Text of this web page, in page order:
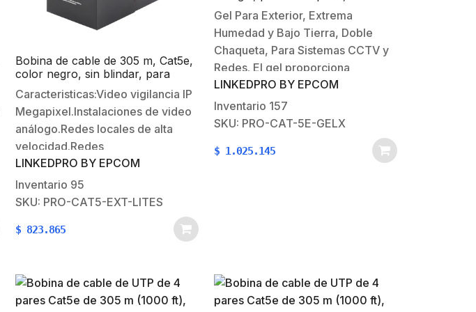
Bobina de cable de 305 m, Cat5e,
color negro, sin blindar, para
aplicaciones de videovigilancia,
redes de datos. Uso en intemperie
Caracteristicas:Video vigilancia IP
Megapixel.Instalaciones de video
análogo.Redes locales de alta
velocidad.Redes
inalambricas.Aplicaciones en
10BASE-T, 100BASE-
T.Instalaciones Gigabit de
voz/datos.Envío de PoE en largas
distancias.Diseñado para:
Ethernet.Caracteristicas fisicas y
electricas:Conductor: 100%
LINKEDPRO BY EPCOM
Inventario 95
SKU: PRO-CAT5-EXT-LITES
$ 823.865
forro extrema humedad, bajo
tierra, UL, color negro para
aplicaciones en CCTV, y redes de
alta velocidad.
Gel Para Exterior, Extrema
Humedad y Bajo Tierra, Doble
Chaqueta, Para Sistemas CCTV y
Redes. El gel proporciona
excelente protección en
condiciones bajo humedad y
agua. Caracteristicas: CCTV IP
Megapixel / Instalaciones de video
análogo / Redes locales de alta
LINKEDPRO BY EPCOM
Inventario 157
SKU: PRO-CAT-5E-GELX
$ 1.025.145